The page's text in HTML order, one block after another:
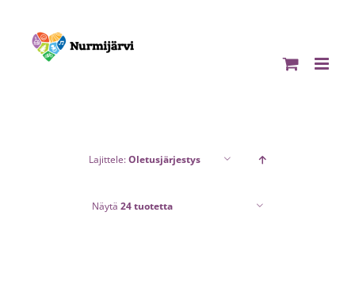
content
Lajittele:Oletusjärjestys
Näytä 24 tuotetta